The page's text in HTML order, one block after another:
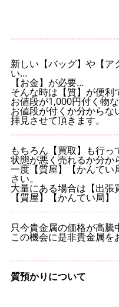
新しい【バッグ】や【ア
い…
【お金】が必要…
そんな時は【質】が便利
お値段が1,000円付く物
お値段が付くか分から
拝見させて頂きます。
もちろん【買取】も行っ
状態が悪く売れるか分か
一度【質屋】【かんてい
さい。
大量にある場合は【出張
【質屋】【かんてい局
只今貴金属の価格が高騰
この機会に是非貴金属を
質預かりについて